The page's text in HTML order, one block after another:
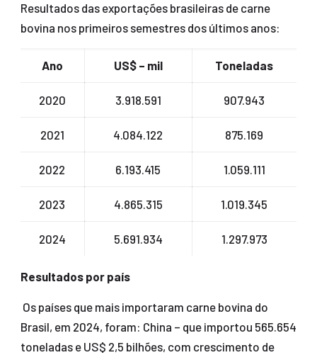
Resultados das exportações brasileiras de carne
bovina nos primeiros semestres dos últimos anos:
Ano US$ – mil Toneladas
2020 3.918.591 907.943
2021 4.084.122 875.169
2022 6.193.415 1.059.111
2023 4.865.315 1.019.345
2024 5.691.934 1.297.973
Resultados por país
Os países que mais importaram carne bovina do
Brasil, em 2024, foram: China – que importou 565.654
toneladas e US$ 2,5 bilhões, com crescimento de